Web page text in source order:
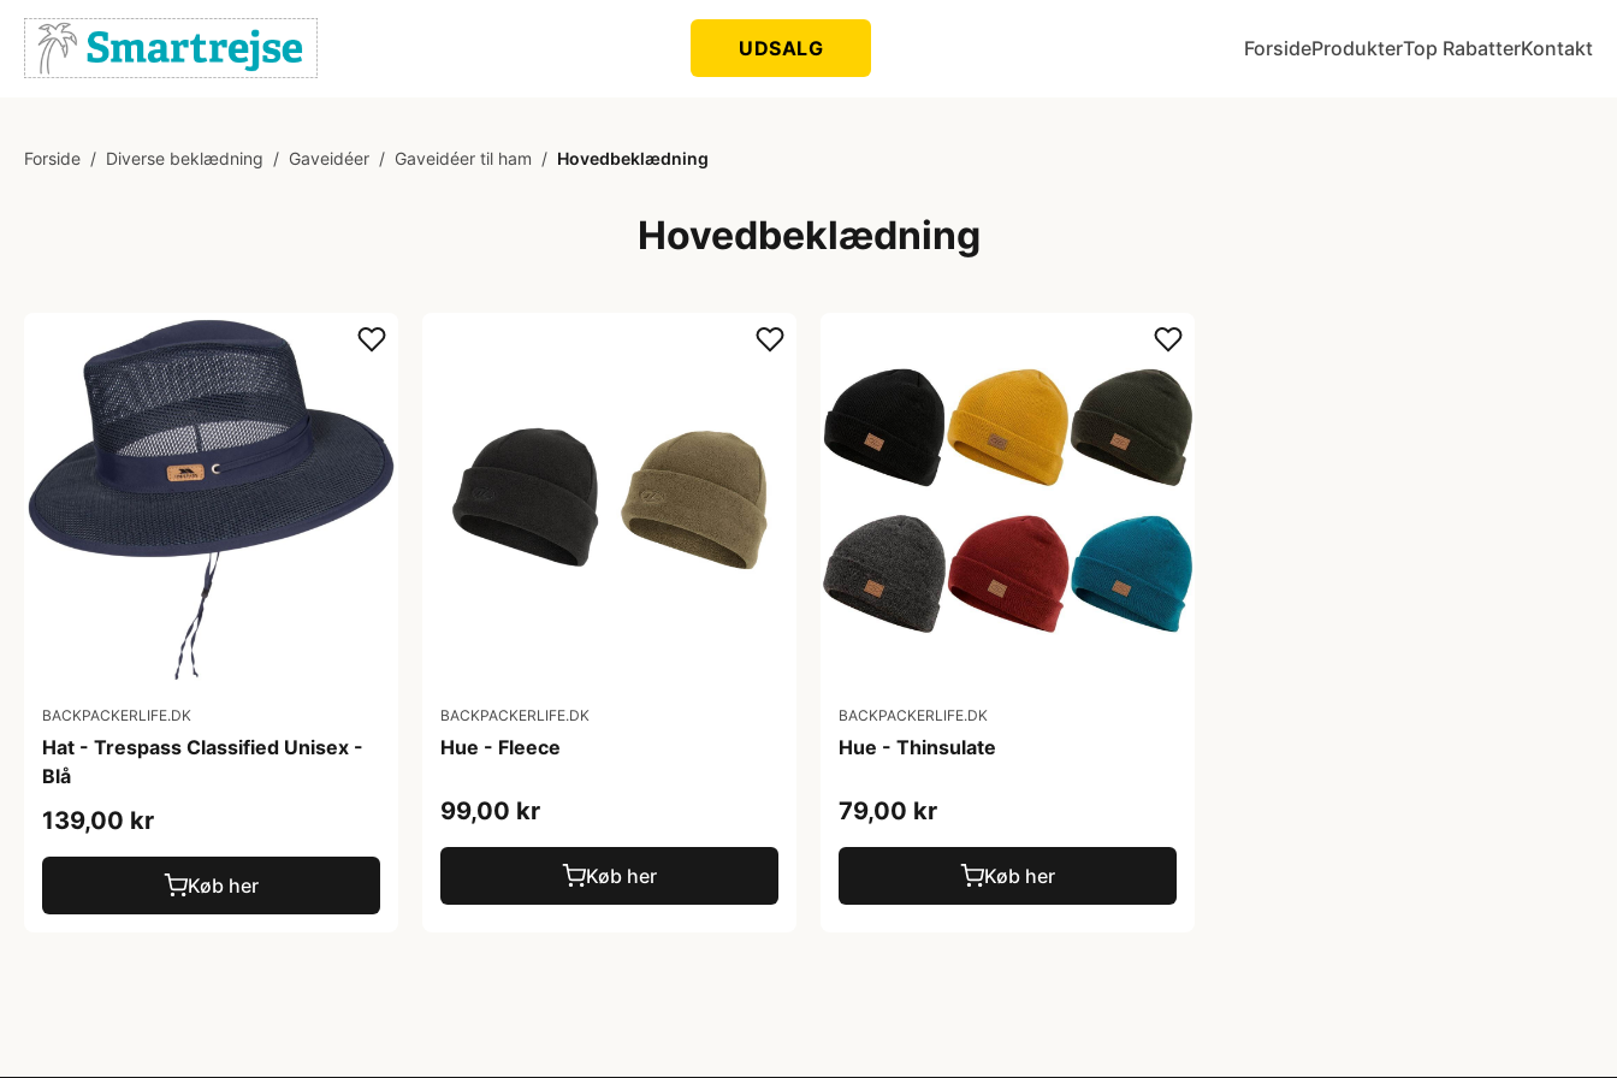
UDSALG ForsideProdukterTop RabatterKontakt
Forside / Diverse beklædning / Gaveidéer / Gaveidéer til ham / Hovedbeklædning
Hovedbeklædning
BACKPACKERLIFE.DK
Hat - Trespass Classified Unisex -
Blå
139,00 kr
Køb her
BACKPACKERLIFE.DK
Hue - Fleece
99,00 kr
Køb her
BACKPACKERLIFE.DK
Hue - Thinsulate
79,00 kr
Køb her